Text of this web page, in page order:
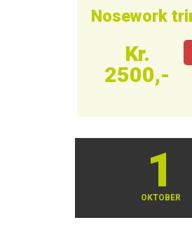
Nosework
Kr.
2500,-
1
OKTOBER